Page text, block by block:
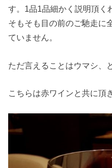
す。1品1品細かく説明頂く
そもそも目の前のご馳走に
ていません。
ただ言えることはウマシ、
こちらは赤ワインと共に頂